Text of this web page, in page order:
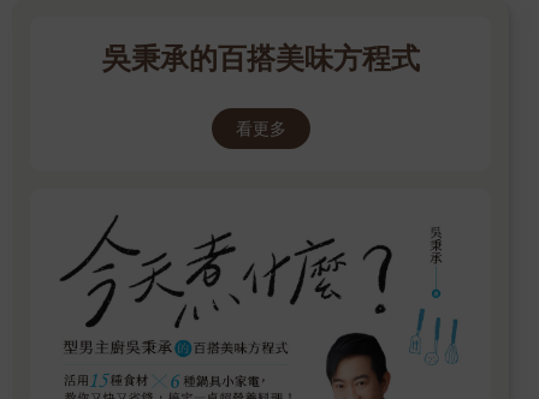
吳秉承的百搭美味方程式
看更多